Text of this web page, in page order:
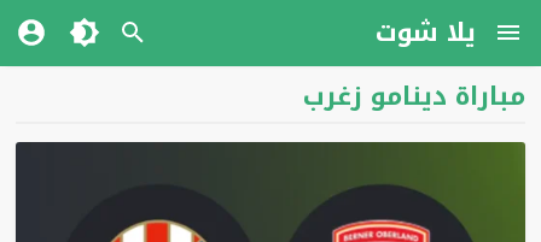
يلا شوت
مباراة دينامو زغرب